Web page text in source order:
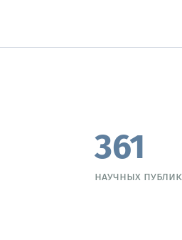
361
научных